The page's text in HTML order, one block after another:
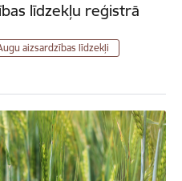
līdzekļu reģistrā
aizsardzības līdzekļi